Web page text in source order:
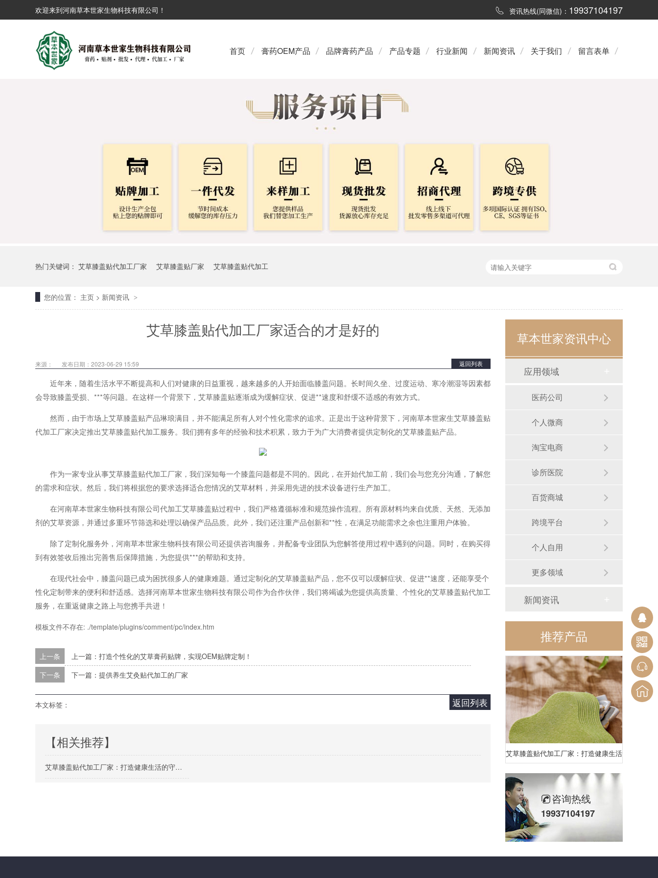
欢迎来到河南草本世家生物科技有限公司！ 资讯热线(同微信)： 19937104197
首页 膏药OEM产品 品牌膏药产品 产品专题 行业新闻 新闻资讯 关于我们 留言表单
热门关键词： 艾草膝盖贴代加工厂家 艾草膝盖贴厂家 艾草膝盖贴代加工
您的位置： 主页 > 新闻资讯 >
艾草膝盖贴代加工厂家适合的才是好的
返回列表
来源： 发布日期：2023-06-29 15:59
近年来，随着生活水平不断提高和人们对健康的日益重视，越来越多的人开始面临膝盖问题。长时间久坐、过度运动、寒冷潮湿等因素都
会导致膝盖受损、***等问题。在这样一个背景下，艾草膝盖贴逐渐成为缓解症状、促进**速度和舒缓不适感的有效方式。
然而，由于市场上艾草膝盖贴产品琳琅满目，并不能满足所有人对个性化需求的追求。正是出于这种背景下，河南草本世家生艾草膝盖贴
代加工厂家决定推出艾草膝盖贴代加工服务。我们拥有多年的经验和技术积累，致力于为广大消费者提供定制化的艾草膝盖贴产品。
作为一家专业从事艾草膝盖贴代加工厂家，我们深知每一个膝盖问题都是不同的。因此，在开始代加工前，我们会与您充分沟通，了解您
的需求和症状。然后，我们将根据您的要求选择适合您情况的艾草材料，并采用先进的技术设备进行生产加工。
在河南草本世家生物科技有限公司代加工艾草膝盖贴过程中，我们严格遵循标准和规范操作流程。所有原材料均来自优质、天然、无添加
剂的艾草资源，并通过多重环节筛选和处理以确保产品品质。此外，我们还注重产品创新和**性，在满足功能需求之余也注重用户体验。
除了定制化服务外，河南草本世家生物科技有限公司还提供咨询服务，并配备专业团队为您解答使用过程中遇到的问题。同时，在购买得
到有效签收后推出完善售后保障措施，为您提供***的帮助和支持。
在现代社会中，膝盖问题已成为困扰很多人的健康难题。通过定制化的艾草膝盖贴产品，您不仅可以缓解症状、促进**速度，还能享受个
性化定制带来的便利和舒适感。选择河南草本世家生物科技有限公司作为合作伙伴，我们将竭诚为您提供高质量、个性化的艾草膝盖贴代加工
服务，在重返健康之路上与您携手共进！
模板文件不存在: ./template/plugins/comment/pc/index.htm
上一条
上一篇：打造个性化的艾草膏药贴牌，实现OEM贴牌定制！
下一条
下一篇：提供养生艾灸贴代加工的厂家
返回列表
本文标签：
【相关推荐】
艾草膝盖贴代加工厂家：打造健康生活的守护者
草本世家资讯中心
应用领域
医药公司
个人微商
淘宝电商
诊所医院
百货商城
跨境平台
个人自用
更多领域
新闻资讯
推荐产品
艾草膝盖贴代加工厂家：打造健康生活的守护者
咨询热线
19937104197